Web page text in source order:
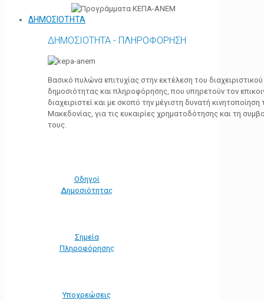
ΔΗΜΟΣΙΟΤΗΤΑ
ΔΗΜΟΣΙΟΤΗΤΑ - ΠΛΗΡΟΦΟΡΗΣΗ
Βασικό πυλώνα επιτυχίας στην εκτέλεση του
δημοσιότητας και πληροφόρησης, που υπηρετούν τον
διαχειριστεί και με σκοπό την μέγιστη δυνατή
Μακεδονίας, για τις ευκαιρίες χρηματοδότησης και τη
τους.
Οδηγοί
Δημοσιότητας
Σημεία
Πληροφόρησης
Υποχρεώσεις